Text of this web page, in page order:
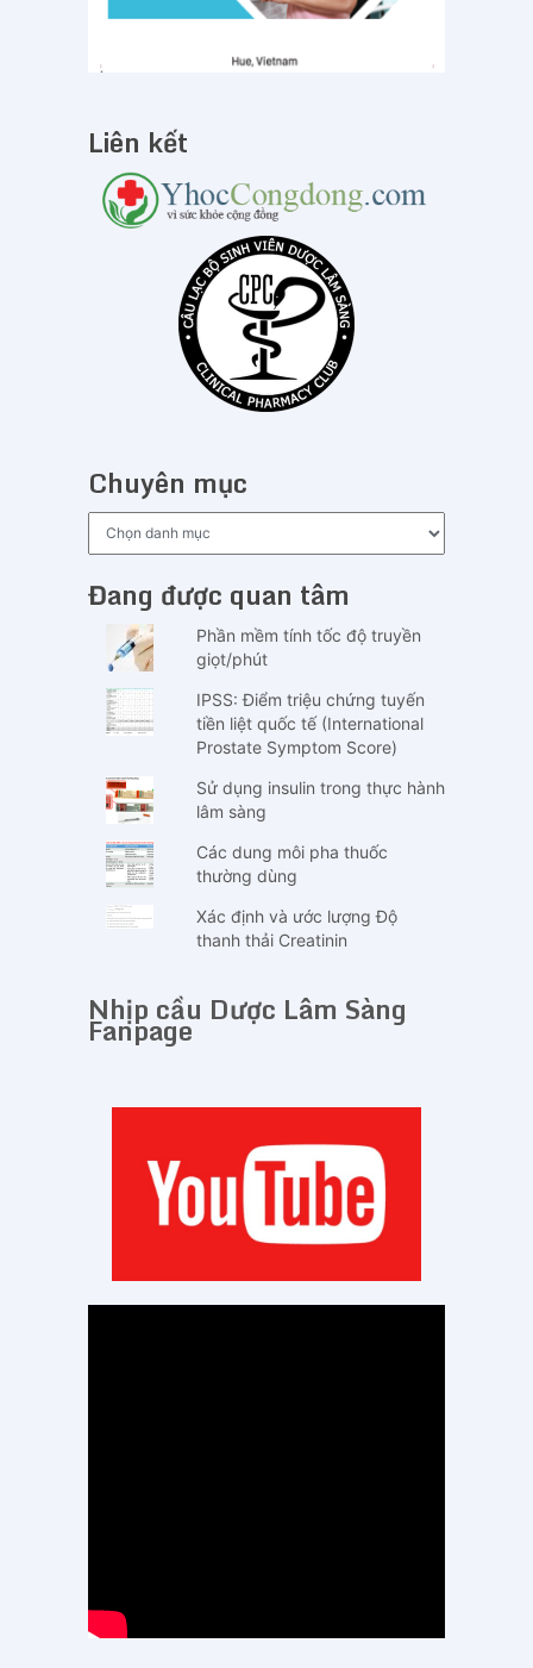
Liên kết
Chuyên mục
Đang được quan tâm
Phần mềm tính tốc độ truyền
giọt/phút
IPSS: Điểm triệu chứng tuyến
tiền liệt quốc tế (International
Prostate Symptom Score)
Sử dụng insulin trong thực hành
lâm sàng
Các dung môi pha thuốc
thường dùng
Xác định và ước lượng Độ
thanh thải Creatinin
Nhịp cầu Dược Lâm Sàng
Fanpage